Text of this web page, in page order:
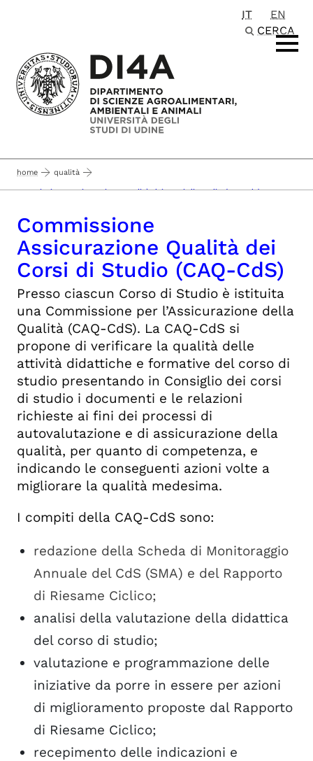
IT
EN
CERCA
home qualità
commissione assicurazione qualità dei corsi di studio (caq-cds)
Commissione
Assicurazione Qualità dei
Corsi di Studio (CAQ-CdS)
Presso ciascun Corso di Studio è istituita
una Commissione per l’Assicurazione della
Qualità (CAQ-CdS). La CAQ-CdS si
propone di verificare la qualità delle
attività didattiche e formative del corso di
studio presentando in Consiglio dei corsi
di studio i documenti e le relazioni
richieste ai fini dei processi di
autovalutazione e di assicurazione della
qualità, per quanto di competenza, e
indicando le conseguenti azioni volte a
migliorare la qualità medesima.
I compiti della CAQ-CdS sono:
redazione della Scheda di Monitoraggio
Annuale del CdS (SMA) e del Rapporto
di Riesame Ciclico;
analisi della valutazione della didattica
del corso di studio;
valutazione e programmazione delle
iniziative da porre in essere per azioni
di miglioramento proposte dal Rapporto
di Riesame Ciclico;
recepimento delle indicazioni e